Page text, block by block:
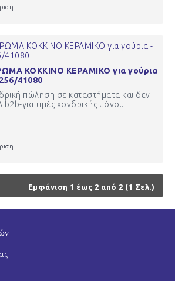
ΚΟΚΚΙΝΟ ΚΕΡΑΜΙΚΟ για γούρια
41080
πώληση σε καταστήματα και δεν
για τιμές χονδρικής μόνο..
Εμφάνιση 1 έως 2 από 2 (1 Σελ.)